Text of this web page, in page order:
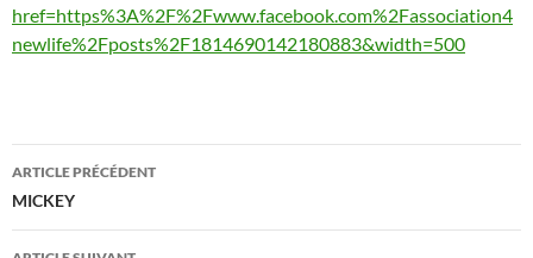
href=https%3A%2F%2Fwww.facebook.com%2Fassociation4
newlife%2Fposts%2F1814690142180883&width=500
Navigation
des
articles
ARTICLE PRÉCÉDENT
MICKEY